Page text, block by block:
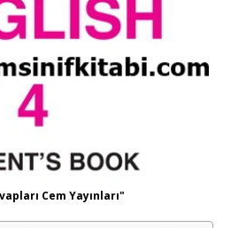
Cem Yayınları"